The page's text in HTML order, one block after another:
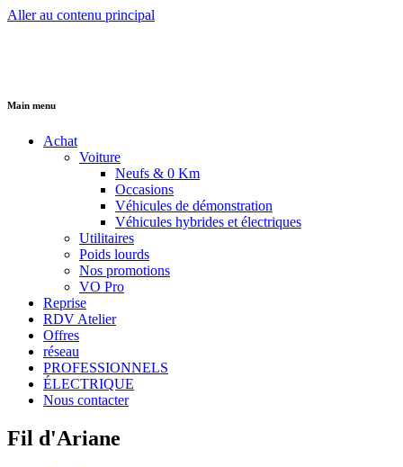
Aller au contenu principal
Main menu
Achat
Voiture
Neufs & 0 Km
Occasions
Véhicules de démonstration
Véhicules hybrides et électriques
Utilitaires
Poids lourds
Nos promotions
VO Pro
Reprise
RDV Atelier
Offres
réseau
PROFESSIONNELS
ÉLECTRIQUE
Nous contacter
Fil d'Ariane